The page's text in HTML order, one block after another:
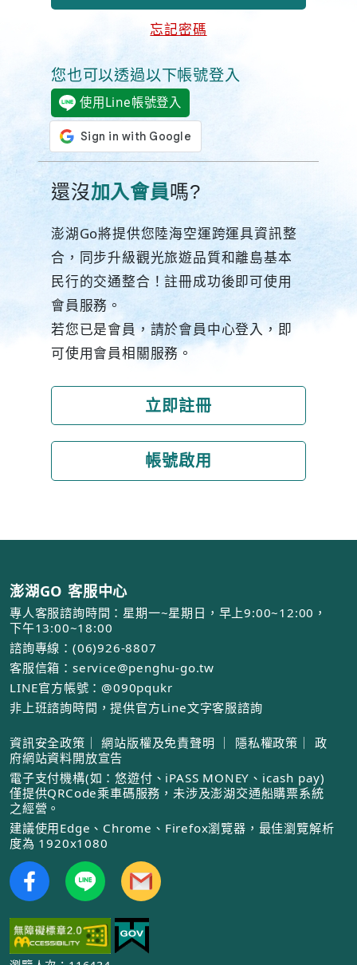
忘記密碼
您也可以透過以下帳號登入
使用Line帳號登入
還沒加入會員嗎?
澎湖Go將提供您陸海空運跨運具資訊整
合，同步升級觀光旅遊品質和離島基本
民行的交通整合！註冊成功後即可使用
會員服務。
若您已是會員，請於會員中心登入，即
可使用會員相關服務。
立即註冊
帳號啟用
澎湖GO 客服中心
專人客服諮詢時間：星期一~星期日，早上9:00~12:00，
下午13:00~18:00
諮詢專線：(06)926-8807
客服信箱：service@penghu-go.tw
LINE官方帳號：@090pqukr
非上班諮詢時間，提供官方Line文字客服諮詢
資訊安全政策 ｜ 網站版權及免責聲明 ｜ 隱私權政策 ｜
政
府網站資料開放宣告
電子支付機構(如：悠遊付、iPASS MONEY、icash pay)
僅提供QRCode乘車碼服務，未涉及澎湖交通船購票系統
之經營。
建議使用Edge、Chrome、Firefox瀏覽器，最佳瀏覽解析
度為 1920x1080